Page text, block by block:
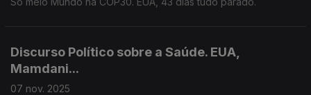
Discurso Político sobre a Saúde. EUA,
Mamdani...
07 nov. 2025